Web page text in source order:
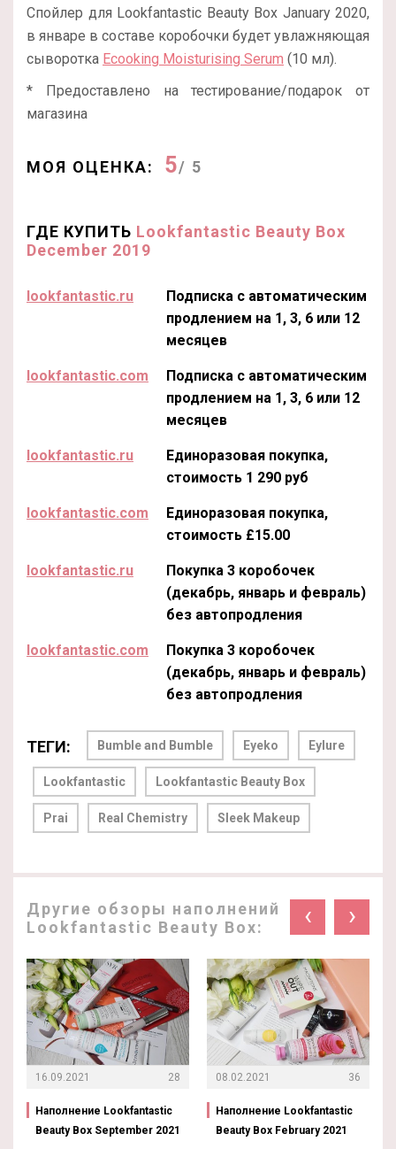
Спойлер для Lookfantastic Beauty Box January 2020,
в январе в составе коробочки будет увлажняющая
сыворотка Ecooking Moisturising Serum (10 мл).
* Предоставлено на тестирование/подарок от
магазина
МОЯ ОЦЕНКА: 5/ 5
ГДЕ КУПИТЬ Lookfantastic Beauty Box
December 2019
lookfantastic.ru
Подписка с автоматическим
продлением на 1, 3, 6 или 12
месяцев
lookfantastic.com
Подписка с автоматическим
продлением на 1, 3, 6 или 12
месяцев
lookfantastic.ru
Единоразовая покупка,
стоимость 1 290 руб
lookfantastic.com
Единоразовая покупка,
стоимость £15.00
lookfantastic.ru
Покупка 3 коробочек
(декабрь, январь и февраль)
без автопродления
lookfantastic.com
Покупка 3 коробочек
(декабрь, январь и февраль)
без автопродления
ТЕГИ: Bumble and Bumble Eyeko Eylure
Lookfantastic Lookfantastic Beauty Box
Prai Real Chemistry Sleek Makeup
Другие обзоры наполнений
Lookfantastic Beauty Box:
‹ ›
16.09.2021 28
Наполнение Lookfantastic
Beauty Box September 2021
08.02.2021 36
Наполнение Lookfantastic
Beauty Box February 2021